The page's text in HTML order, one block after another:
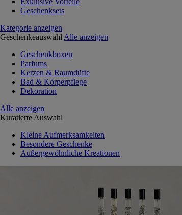
Geschenksets
Kategorie anzeigen
Geschenkeauswahl Alle anzeigen
Geschenkboxen
Parfums
Kerzen & Raumdüfte
Bad & Körperpflege
Dekoration
Alle anzeigen
Kuratierte Auswahl
Kleine Aufmerksamkeiten
Besondere Geschenke
Außergewöhnliche Kreationen